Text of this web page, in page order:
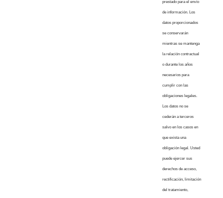
prestado para el envío
de información. Los
datos proporcionados
se conservarán
mientras se mantenga
la relación contractual
o durante los años
necesarios para
cumplir con las
obligaciones legales.
Los datos no se
cederán a terceros
salvo en los casos en
que exista una
obligación legal. Usted
puede ejercer sus
derechos de acceso,
rectificación, limitación
del tratamiento,